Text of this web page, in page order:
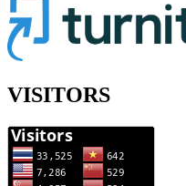
VISITORS